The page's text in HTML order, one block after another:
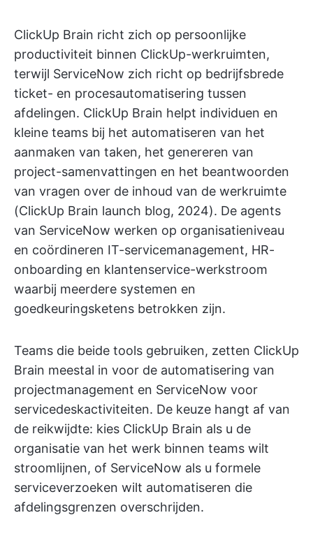
ClickUp Brain richt zich op persoonlijke
productiviteit binnen ClickUp-werkruimten,
terwijl ServiceNow zich richt op bedrijfsbrede
ticket- en procesautomatisering tussen
afdelingen. ClickUp Brain helpt individuen en
kleine teams bij het automatiseren van het
aanmaken van taken, het genereren van
project-samenvattingen en het beantwoorden
van vragen over de inhoud van de werkruimte
(ClickUp Brain launch blog, 2024). De agents
van ServiceNow werken op organisatieniveau
en coördineren IT-servicemanagement, HR-
onboarding en klantenservice-werkstroom
waarbij meerdere systemen en
goedkeuringsketens betrokken zijn.
Teams die beide tools gebruiken, zetten ClickUp
Brain meestal in voor de automatisering van
projectmanagement en ServiceNow voor
servicedeskactiviteiten. De keuze hangt af van
de reikwijdte: kies ClickUp Brain als u de
organisatie van het werk binnen teams wilt
stroomlijnen, of ServiceNow als u formele
serviceverzoeken wilt automatiseren die
afdelingsgrenzen overschrijden.